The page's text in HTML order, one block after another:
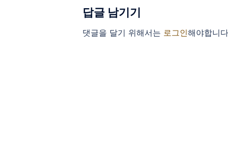
답글 남기기
댓글을 달기 위해서는 로그인해야합니